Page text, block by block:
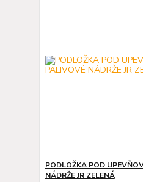
PODLOŽKA POD
NÁDRŽE JR ZELENÁ